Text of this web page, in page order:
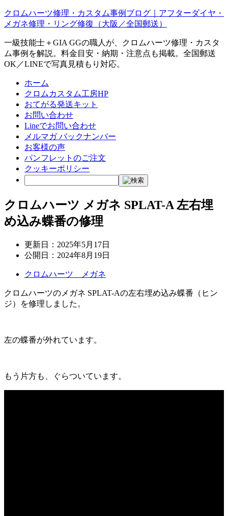
クロムハーツ修理・カスタム事例ブログ｜アフターダイヤ・
メガネ修理・リング修復（大阪／全国郵送）
一級技能士＋GIA GGの職人が、クロムハーツ修理・カスタ
ム事例を解説。料金目安・納期・注意点も掲載。全国郵送
OK／LINEで写真見積もり対応。
ホーム
クロムカスタム工房HP
おてがる発送キット
お問い合わせ
Lineでお問い合わせ
メルマガ バックナンバー
お客様の声
パンフレットのご注文
クッキーポリシー
クロムハーツ メガネ SPLAT-A 左右埋
め込み蝶番の修理
更新日： 2025年5月17日
公開日： 2024年8月19日
クロムハーツ メガネ
クロムハーツのメガネ SPLAT-Aの左右埋め込み蝶番（ヒン
ジ）を修理しました。
左の蝶番が外れています。
もう片方も、ぐらついています。